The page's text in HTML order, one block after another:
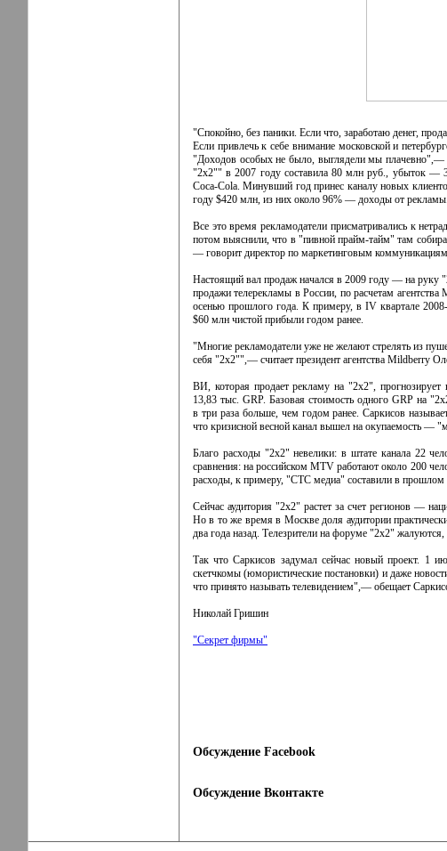
"Спокойно, без паники. Если что, заработаю денег,
Если привлечь к себе внимание московской и
"Доходов особых не было, выглядели мы
"2x2"" в 2007 году составила 80 млн руб., убыток —
Coca-Cola. Минувший год принес каналу новых
году $420 млн, из них около 96% — доходы от рекламы.
Все это время рекламодатели присматривались к
потом выяснили, что в "пивной прайм-тайм" там
— говорит директор по маркетинговым
Настоящий вал продаж начался в 2009 году — на руку
продажи телерекламы в России, по расчетам
осенью прошлого года. К примеру, в IV квартале
$60 млн чистой прибыли годом ранее.
"Многие рекламодатели уже не желают стрелять из
себя "2x2"",— считает президент агентства Mildberry
ВИ, которая продает рекламу на "2x2",
13,83 тыс. GRP. Базовая стоимость одного GRP на
в три раза больше, чем годом ранее. Саркисов
что кризисной весной канал вышел на окупаемость —
Благо расходы "2x2" невелики: в штате канала 22
сравнения: на российском MTV работают около 200
расходы, к примеру, "СТС медиа" составили в прошлом
Сейчас аудитория "2x2" растет за счет регионов —
Но в то же время в Москве доля аудитории
два года назад. Телезрители на форуме "2x2" жалуются,
Так что Саркисов задумал сейчас новый проект. 1
скетчкомы (юмористические постановки) и даже
что принято называть телевидением",— обещает
Николай Гришин
"Секрет фирмы"
Обсуждение Facebook
Обсуждение Вконтакте